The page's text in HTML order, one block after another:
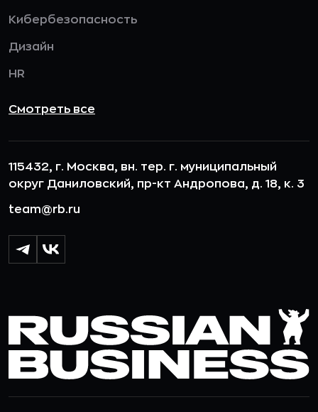
Кибербезопасность
Дизайн
HR
Смотреть все
115432, г. Москва, вн. тер. г. муниципальный
округ Даниловский, пр-кт Андропова, д. 18, к. 3
team@rb.ru